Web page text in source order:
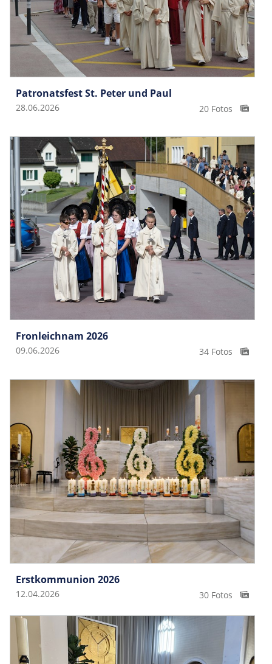
Patronatsfest St. Peter und Paul
28.06.2026 20 Fotos
Fronleichnam 2026
09.06.2026 34 Fotos
Erstkommunion 2026
12.04.2026 30 Fotos